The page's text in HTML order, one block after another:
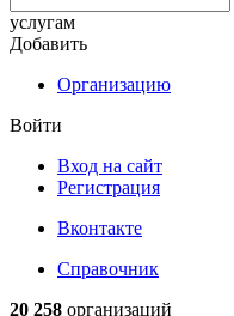
услугам
Добавить
Организацию
Войти
Вход на сайт
Регистрация
Вконтакте
Справочник
20 258 организаций